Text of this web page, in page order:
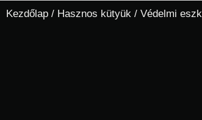
Kezdőlap / Hasznos kütyük / Védelmi